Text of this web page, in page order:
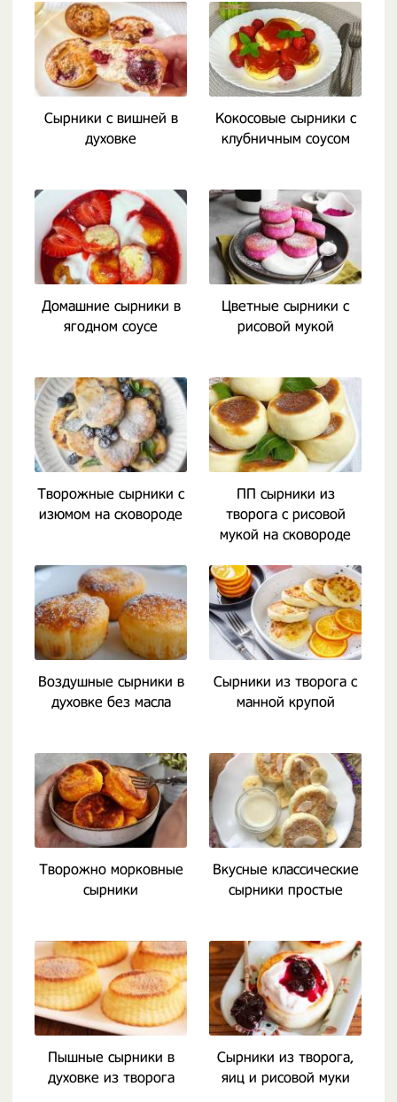
Сырники с вишней в
духовке
Кокосовые сырники с
клубничным соусом
Домашние сырники в
ягодном соусе
Цветные сырники с
рисовой мукой
Творожные сырники с
изюмом на сковороде
ПП сырники из
творога с рисовой
мукой на сковороде
Воздушные сырники в
духовке без масла
Сырники из творога с
манной крупой
Творожно морковные
сырники
Вкусные классические
сырники простые
Пышные сырники в
духовке из творога
Сырники из творога,
яиц и рисовой муки